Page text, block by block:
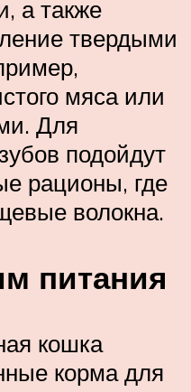
а также
твердыми
мяса или
Для
подойдут
рационы, где
волокна.
питания
кошка
корма для